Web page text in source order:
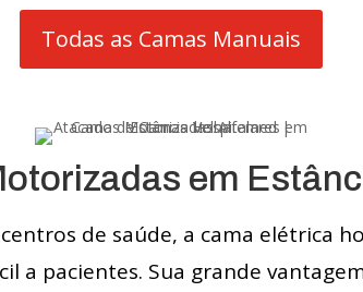
Todas as Camas Manuais
em
de saúde, a cama elétrica
a pacientes. Sua grande